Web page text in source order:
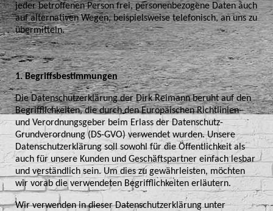
jeder betroffenen Person frei, personenbezogene Daten auch
auf alternativen Wegen, beispielsweise telefonisch, an uns zu
übermitteln.
1. Begriffsbestimmungen
Die Datenschutzerklärung der Dirk Reimann beruht auf den
Begrifflichkeiten, die durch den Europäischen Richtlinien-
und Verordnungsgeber beim Erlass der Datenschutz-
Grundverordnung (DS-GVO) verwendet wurden. Unsere
Datenschutzerklärung soll sowohl für die Öffentlichkeit als
auch für unsere Kunden und Geschäftspartner einfach lesbar
und verständlich sein. Um dies zu gewährleisten, möchten
wir vorab die verwendeten Begrifflichkeiten erläutern.
Wir verwenden in dieser Datenschutzerklärung unter